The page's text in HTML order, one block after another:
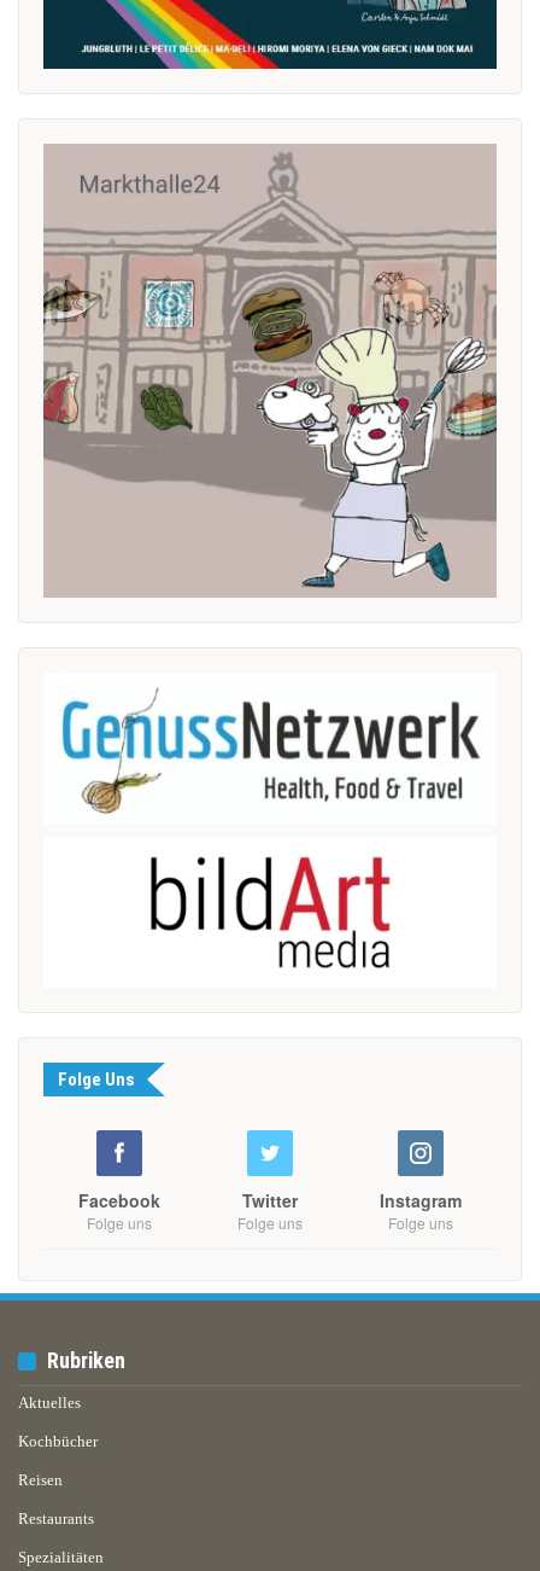
Folge Uns
Facebook
Folge uns
Twitter
Folge uns
Instagram
Folge uns
Rubriken
Aktuelles
Kochbücher
Reisen
Restaurants
Spezialitäten